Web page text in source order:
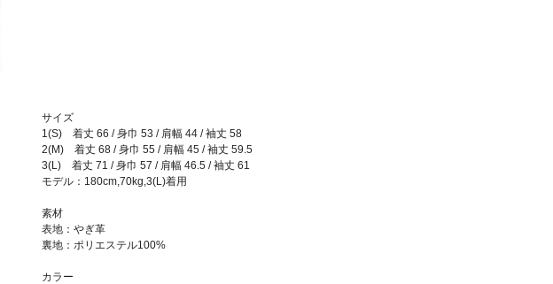
サイズ
1(S) 着丈 66 / 身巾 53 / 肩幅 44 / 袖丈 58
2(M) 着丈 68 / 身巾 55 / 肩幅 45 / 袖丈 59.5
3(L) 着丈 71 / 身巾 57 / 肩幅 46.5 / 袖丈 61
モデル：180cm,70kg,3(L)着用
素材
表地：やぎ革
裏地：ポリエステル100%
カラー